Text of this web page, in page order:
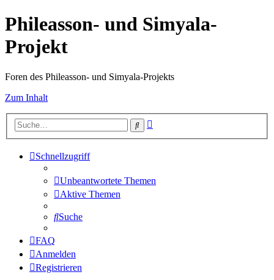
Phileasson- und Simyala-
Projekt
Foren des Phileasson- und Simyala-Projekts
Zum Inhalt
Suche
Schnellzugriff
Unbeantwortete Themen
Aktive Themen
Suche
FAQ
Anmelden
Registrieren